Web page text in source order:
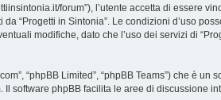
forum”), l’utente accetta di essere
“Progetti in Sintonia”. Le condizioni d’uso
modifiche, dato che l’uso dei servizi di
“phpBB Limited”, “phpBB Teams”) che è
. Il software phpBB facilita le aree di discussione